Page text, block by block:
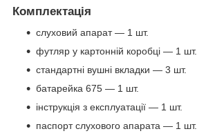
Комплектація
слуховий апарат — 1 шт.
футляр у картонній коробці — 1 шт.
стандартні вушні вкладки — 3 шт.
батарейка 675 — 1 шт.
інструкція з експлуатації — 1 шт.
паспорт слухового апарата — 1 шт.